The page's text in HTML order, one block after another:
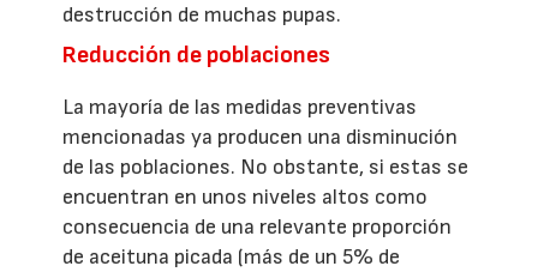
destrucción de muchas pupas.
Reducción de poblaciones
La mayoría de las medidas preventivas
mencionadas ya producen una disminución
de las poblaciones. No obstante, si estas se
encuentran en unos niveles altos como
consecuencia de una relevante proporción
de aceituna picada (más de un 5% de